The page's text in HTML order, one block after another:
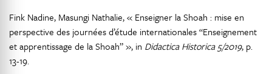
Fink Nadine, Masungi Nathalie, « Enseigner la Shoah : mise en
perspective des journées d’étude internationales “Enseignement
et apprentissage de la Shoah” », in Didactica Historica 5/2019, p.
13-19.